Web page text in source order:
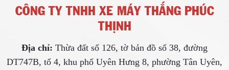
CÔNG TY TNHH XE MÁY THẮNG PHÚC
THỊNH
Địa chỉ: Thừa đất số 126, tờ bản đồ số 38, đường
DT747B, tổ 4, khu phố Uyên Hưng 8, phường Tân Uyên,